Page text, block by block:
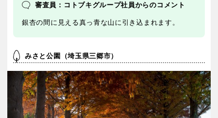
審査員：コトブキグループ社員からのコメント
銀杏の間に見える真っ青な山に引き込まれます。
みさと公園（埼玉県三郷市）